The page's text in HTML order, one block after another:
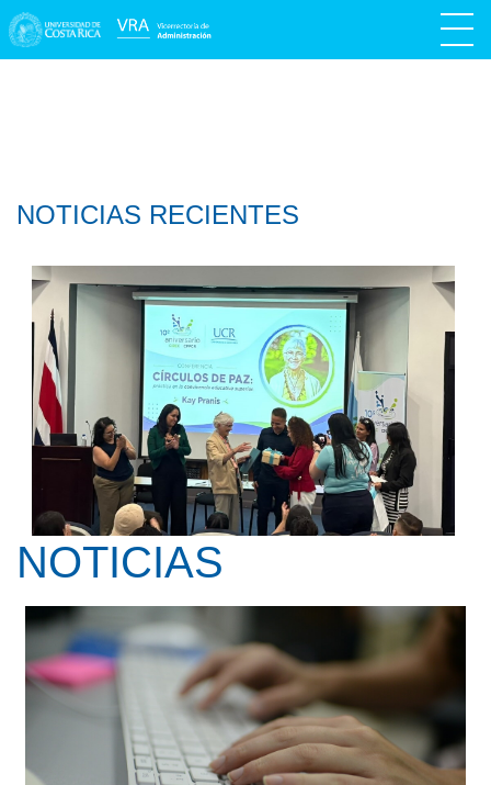
NOTICIAS
NOTICIAS RECIENTES
Kay Pranis ofreció la conferencia ...